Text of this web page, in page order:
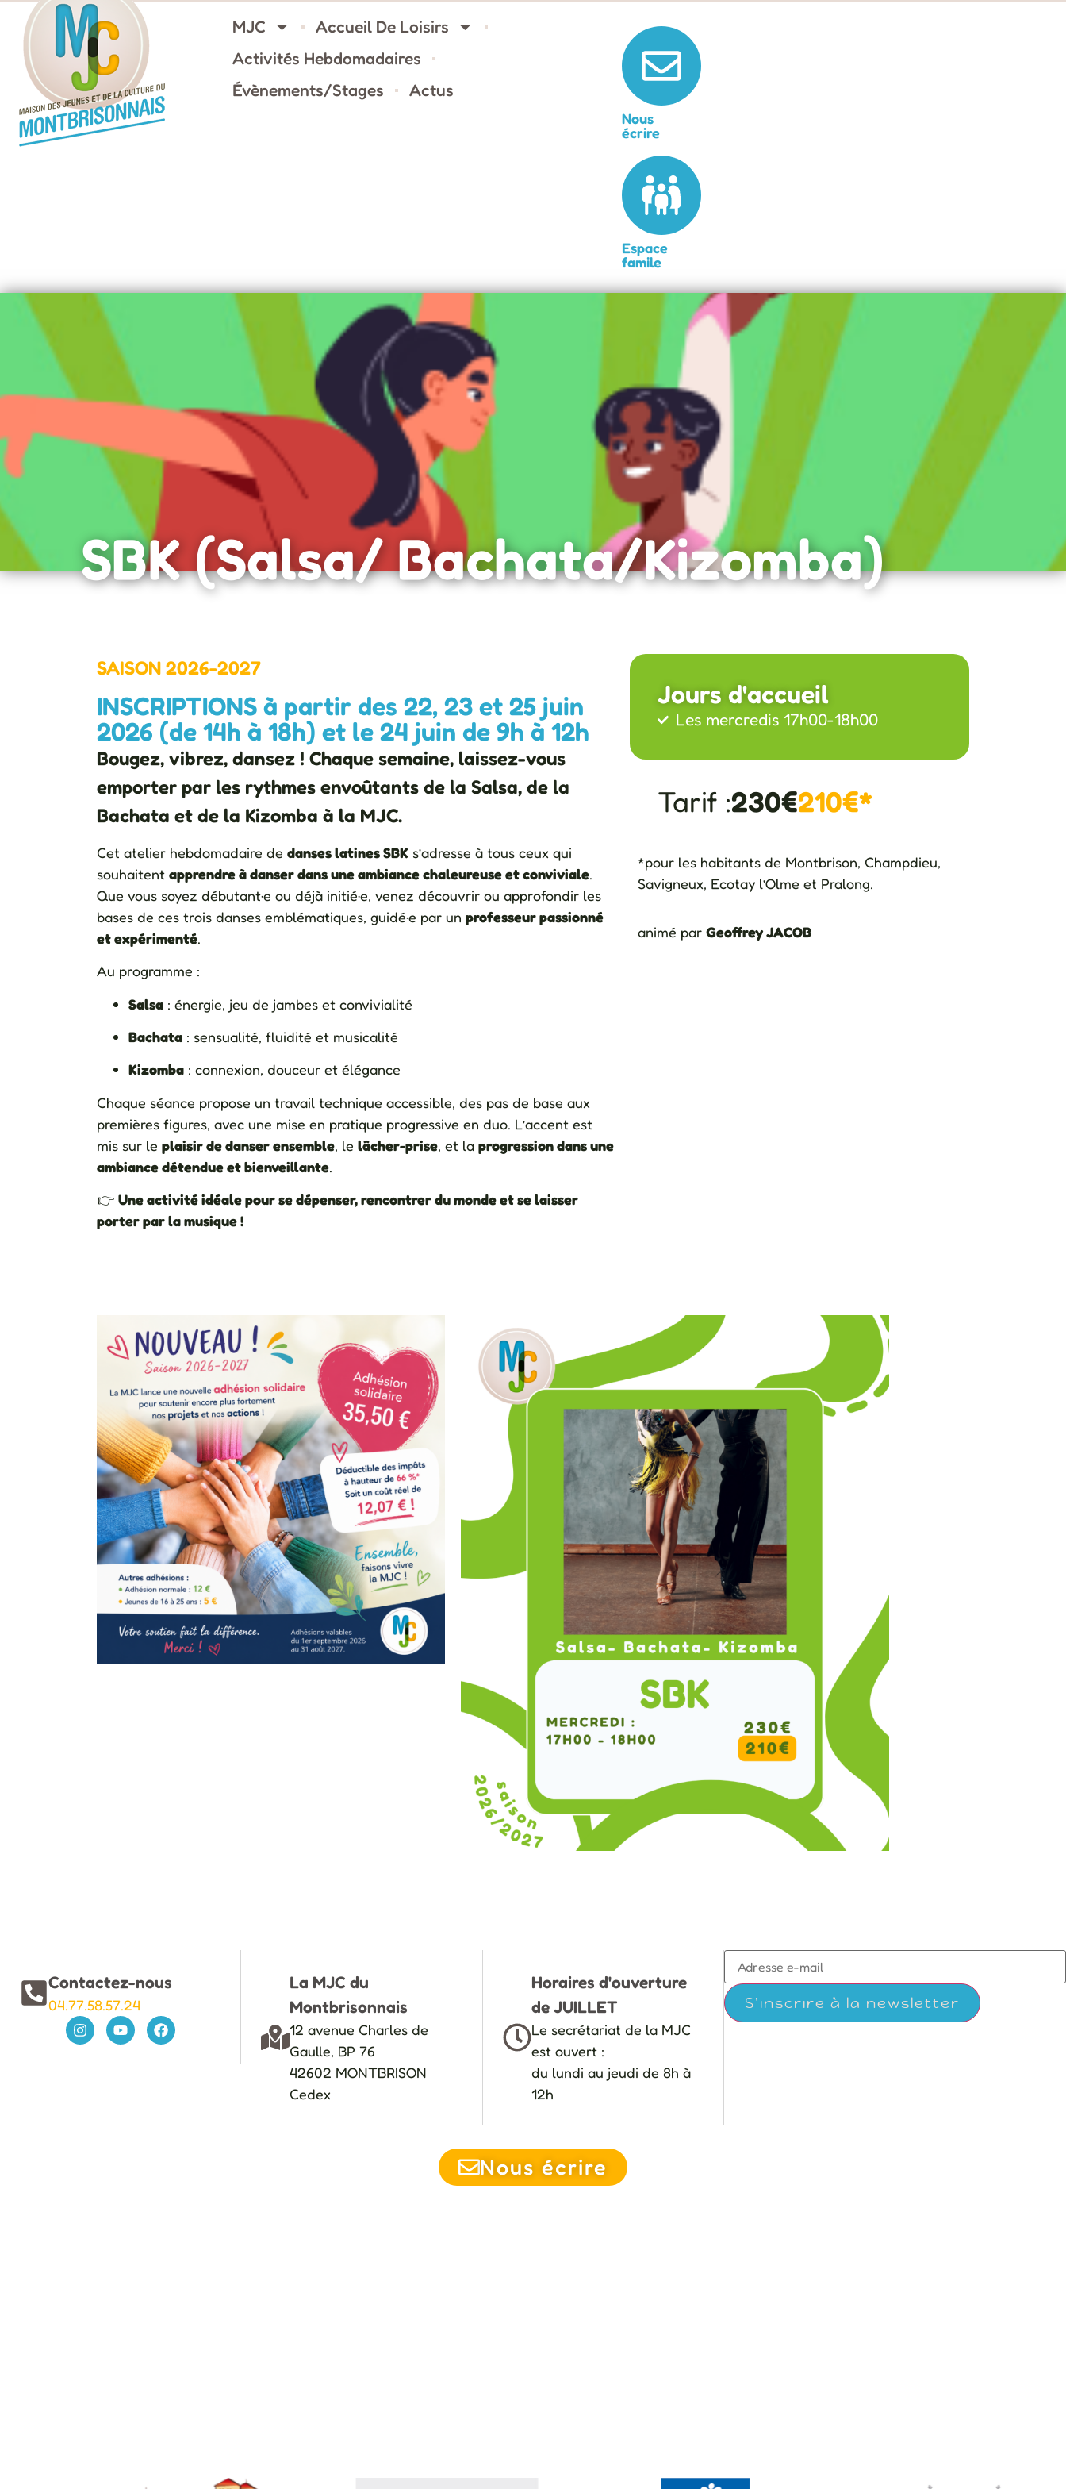
MJC
Accueil De Loisirs
Activités Hebdomadaires
Évènements/stages
Actus
Nous
écrire
Espace
famile
SBK (Salsa/ Bachata/Kizomba)
SAISON 2026-2027
INSCRIPTIONS à partir des 22, 23 et 25 juin
2026 (de 14h à 18h) et le 24 juin de 9h à 12h
Bougez, vibrez, dansez ! Chaque semaine, laissez-vous
emporter par les rythmes envoûtants de la Salsa, de la
Bachata et de la Kizomba à la MJC.
Cet atelier hebdomadaire de danses latines SBK s’adresse à tous ceux qui
souhaitent apprendre à danser dans une ambiance chaleureuse et conviviale.
Que vous soyez débutant·e ou déjà initié·e, venez découvrir ou approfondir les
bases de ces trois danses emblématiques, guidé·e par un professeur passionné
et expérimenté.
Au programme :
Salsa : énergie, jeu de jambes et convivialité
Bachata : sensualité, fluidité et musicalité
Kizomba : connexion, douceur et élégance
Chaque séance propose un travail technique accessible, des pas de base aux
premières figures, avec une mise en pratique progressive en duo. L’accent est
mis sur le plaisir de danser ensemble, le lâcher-prise, et la progression dans une
ambiance détendue et bienveillante.
👉 Une activité idéale pour se dépenser, rencontrer du monde et se laisser
porter par la musique !
Jours d'accueil
Les mercredis 17h00-18h00
Tarif :230€210€*
*pour les habitants de Montbrison, Champdieu,
Savigneux, Ecotay l’Olme et Pralong.
animé par Geoffrey JACOB
Contactez-nous
04.77.58.57.24
La MJC du
Montbrisonnais
12 avenue Charles de
Gaulle, BP 76
42602 MONTBRISON
Cedex
Horaires d'ouverture
de JUILLET
Le secrétariat de la MJC
est ouvert :
du lundi au jeudi de 8h à
12h
Nous écrire